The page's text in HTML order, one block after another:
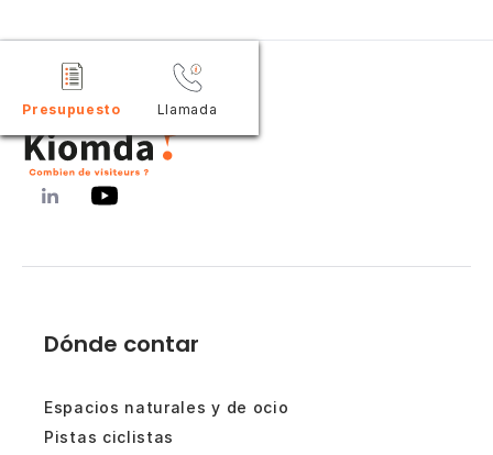
Presupuesto Llamada
Dónde contar
Espacios naturales y de ocio
Pistas ciclistas